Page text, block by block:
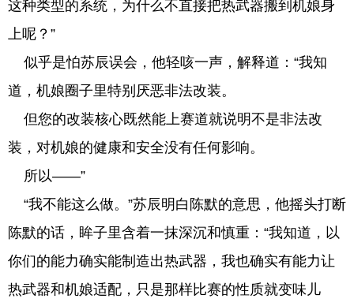
这种类型的系统，为什么不直接把热武器搬到机娘身
上呢？”
似乎是怕苏辰误会，他轻咳一声，解释道：“我知
道，机娘圈子里特别厌恶非法改装。
但您的改装核心既然能上赛道就说明不是非法改
装，对机娘的健康和安全没有任何影响。
所以——”
“我不能这么做。”苏辰明白陈默的意思，他摇头打断
陈默的话，眸子里含着一抹深沉和慎重：“我知道，以
你们的能力确实能制造出热武器，我也确实有能力让
热武器和机娘适配，只是那样比赛的性质就变味儿